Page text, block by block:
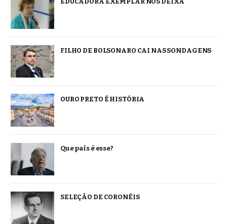
FILHO DE BOLSONARO CAI NAS SONDAGENS
OURO PRETO É HISTÓRIA
Que país é esse?
SELEÇÃO DE CORONÉIS